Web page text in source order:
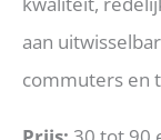
aan
commuters en